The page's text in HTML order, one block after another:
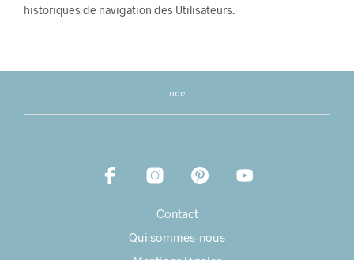
historiques de navigation des Utilisateurs.
Contact
Qui sommes-nous